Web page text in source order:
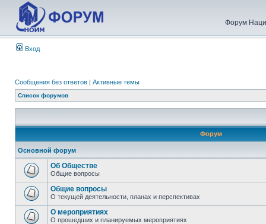
Форум
Вход
Сообщения без ответов | Активные темы
Список форумов
Форум
Основной форум
Об Обществе
Общие вопросы
Общие вопросы
О текущей деятельности, планах и перспективах
О мероприятиях
О прошедших и планируемых мероприятиях